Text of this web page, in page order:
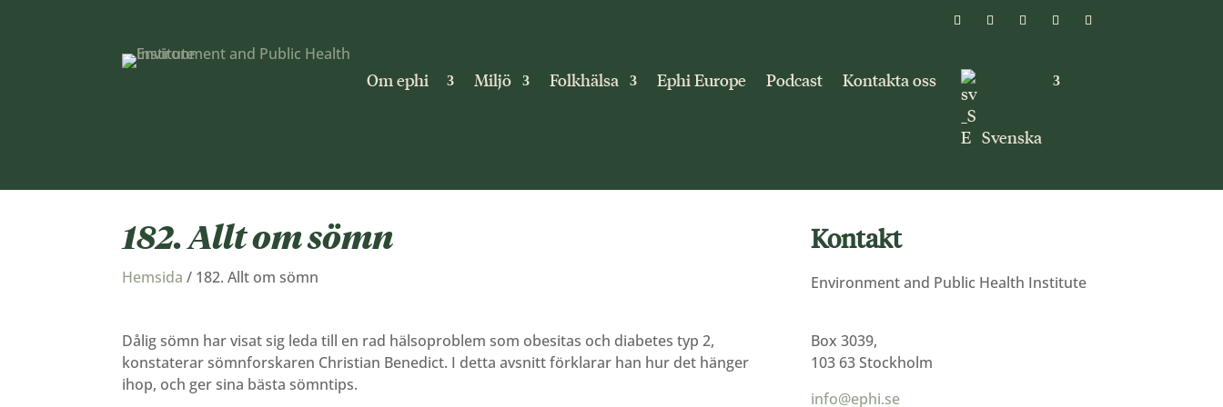
Om ephi Miljö Folkhälsa Ephi Europe Podcast Kontakta oss
Svenska
182. Allt om sömn
Hemsida / 182. Allt om sömn
Dålig sömn har visat sig leda till en rad hälsoproblem som obesitas och diabetes typ 2,
konstaterar sömnforskaren Christian Benedict. I detta avsnitt förklarar han hur det hänger
ihop, och ger sina bästa sömntips.
Kontakt
Environment and Public Health Institute
Box 3039,
103 63 Stockholm
info@ephi.se